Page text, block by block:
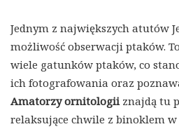
Jednym z największych atutów
możliwość obserwacji ptaków.
wiele gatunków ptaków, co
ich fotografowania oraz
Amatorzy ornitologii znajdą tu
relaksujące chwile z binoklem w